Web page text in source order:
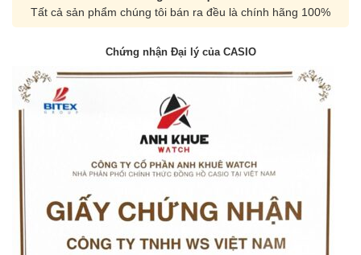
Tất cả sản phẩm chúng tôi bán ra đều là chính hãng 100%
Chứng nhận Đại lý của CASIO